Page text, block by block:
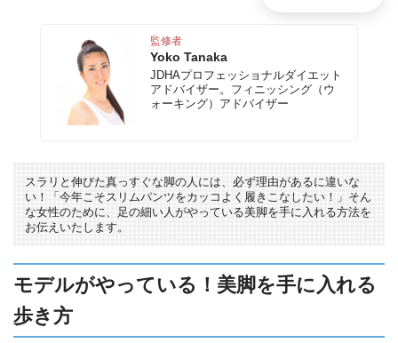
監修者
Yoko Tanaka
JDHAプロフェッショナルダイエット
アドバイザー。フィニッシング（ウ
ォーキング）アドバイザー
スラリと伸びた真っすぐな脚の人には、必ず理由があるに違いな
い！「今年こそスリムパンツをカッコよく履きこなしたい！」そん
な女性のために、足の細い人がやっている美脚を手に入れる方法を
お伝えいたします。
モデルがやっている！美脚を手に入れる
歩き方